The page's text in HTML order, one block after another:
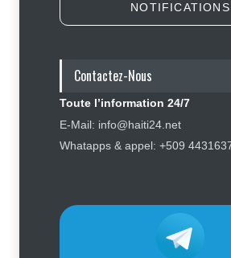
Symbole
Affaire Jovenel
d’affronter la
NOTIFICATIONS
Contactez-Nous
Toute l’information 24/7
E-Mail: info@haiti24.net
Whatapps & appel: +509